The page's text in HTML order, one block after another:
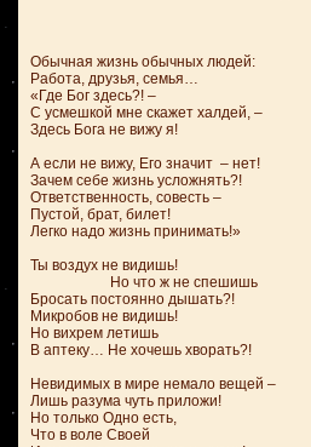
Обычная жизнь обычных людей:
Работа, друзья, семья…
«Где Бог здесь?! –
С усмешкой мне скажет халдей, –
Здесь Бога не вижу я!
А если не вижу, Его значит – нет!
Зачем себе жизнь усложнять?!
Ответственность, совесть –
Пустой, брат, билет!
Легко надо жизнь принимать!»
Ты воздух не видишь!
Но что ж не спешишь
Бросать постоянно дышать?!
Микробов не видишь!
Но вихрем летишь
В аптеку… Не хочешь хворать?!
Невидимых в мире немало вещей –
Лишь разума чуть приложи!
Но только Одно есть,
Что в воле Своей